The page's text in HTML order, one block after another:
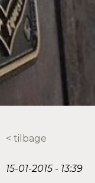
< tilbage
15-01-2015 - 13:39